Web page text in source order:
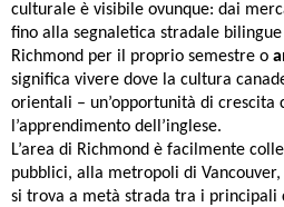
culturale è visibile ovunque: dai
fino alla segnaletica stradale
Richmond per il proprio semestre o
significa vivere dove la cultura
orientali – un’opportunità di crescita
l’apprendimento dell’inglese.
L’area di Richmond è facilmente
pubblici, alla metropoli di
si trova a metà strada tra i